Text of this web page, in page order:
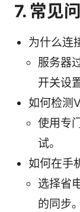
7. 常见
为什么连
服务器
开关设
如何检测
使用专
试。
如何在手
选择省
的同步。